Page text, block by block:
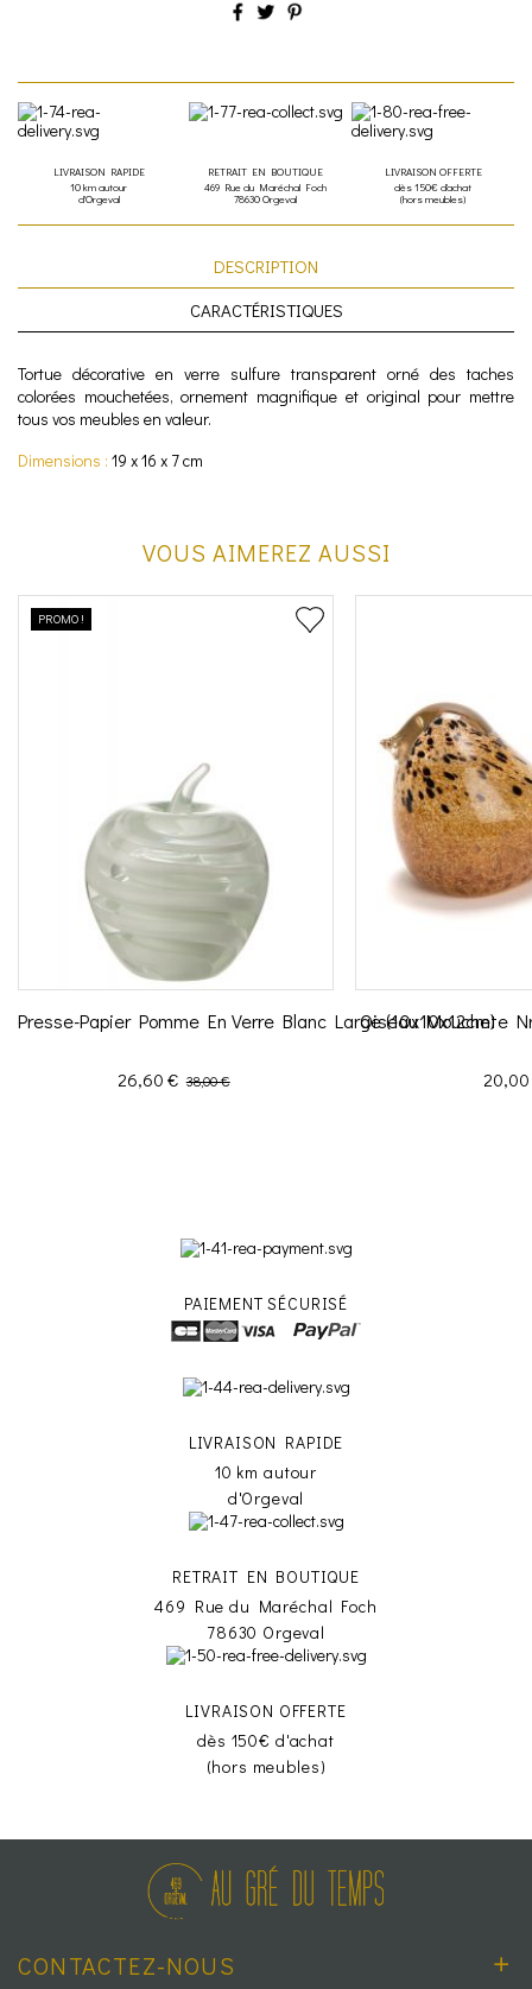
LIVRAISON RAPIDE
10 km autour
d'Orgeval
RETRAIT EN BOUTIQUE
469 Rue du Maréchal Foch
78630 Orgeval
LIVRAISON OFFERTE
dès 150€ d'achat
(hors meubles)
DESCRIPTION
CARACTÉRISTIQUES
Tortue décorative en verre sulfure transparent orné des taches
colorées mouchetées, ornement magnifique et original pour mettre
tous vos meubles en valeur.
Dimensions : 19 x 16 x 7 cm
VOUS AIMEREZ AUSSI
PROMO !
Presse-Papier Pomme En Verre Blanc Large (10x10x12cm)
Prix
26,60 € Prix de base
38,00 €
Oiseau Mouchete
Prix
PAIEMENT SÉCURISÉ
LIVRAISON RAPIDE
10 km autour
d'Orgeval
RETRAIT EN BOUTIQUE
469 Rue du Maréchal Foch
78630 Orgeval
LIVRAISON OFFERTE
dès 150€ d'achat
(hors meubles)
CONTACTEZ-NOUS